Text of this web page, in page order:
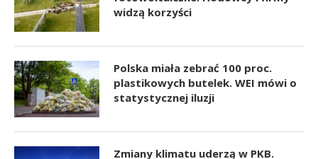
widzą korzyści
Polska miała zebrać 100 proc.
plastikowych butelek. WEI mówi o
statystycznej iluzji
Zmiany klimatu uderzą w PKB.